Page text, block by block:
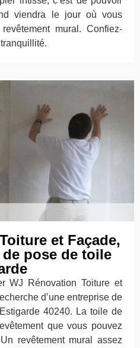
viendra le jour où vous
mural. Confiez-
et Façade,
pose de toile
WJ Rénovation Toiture et
d’une entreprise de
40240. La toile de
que vous pouvez
revêtement mural assez